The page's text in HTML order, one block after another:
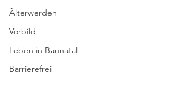
Älterwerden
Vorbild
Leben in Baunatal
Barrierefrei